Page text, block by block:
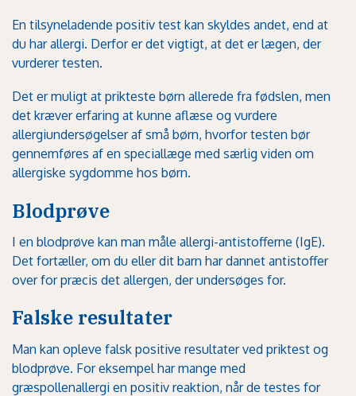
En tilsyneladende positiv test kan skyldes andet, end at
du har allergi. Derfor er det vigtigt, at det er lægen, der
vurderer testen.
Det er muligt at prikteste børn allerede fra fødslen, men
det kræver erfaring at kunne aflæse og vurdere
allergiundersøgelser af små børn, hvorfor testen bør
gennemføres af en speciallæge med særlig viden om
allergiske sygdomme hos børn.
Blodprøve
I en blodprøve kan man måle allergi-antistofferne (IgE).
Det fortæller, om du eller dit barn har dannet antistoffer
over for præcis det allergen, der undersøges for.
Falske resultater
Man kan opleve falsk positive resultater ved priktest og
blodprøve. For eksempel har mange med
græspollenallergi en positiv reaktion, når de testes for